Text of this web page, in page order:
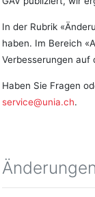
In der Rubrik
haben. Im Bereich
Verbesserungen auf
Haben Sie Fragen
service@unia.ch.
Änderungen